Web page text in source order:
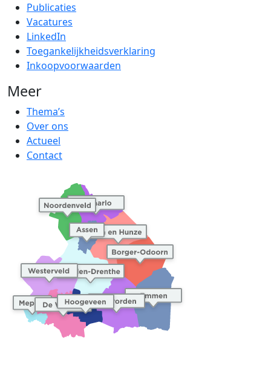
Publicaties
Vacatures
LinkedIn
Toegankelijkheidsverklaring
Inkoopvoorwaarden
Meer
Thema’s
Over ons
Actueel
Contact